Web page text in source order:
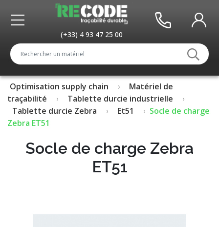
(+33) 4 93 47 25 00
Optimisation supply chain
Matériel de
traçabilité
Tablette durcie industrielle
Tablette durcie Zebra
Et51
Socle de charge
Zebra ET51
Socle de charge Zebra
ET51